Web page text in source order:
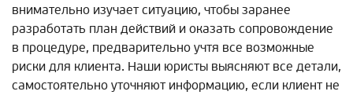
внимательно изучает ситуацию, чтобы заранее
разработать план действий и оказать сопровождение
в процедуре, предварительно учтя все возможные
риски для клиента. Наши юристы выясняют все детали,
самостоятельно уточняют информацию, если клиент не